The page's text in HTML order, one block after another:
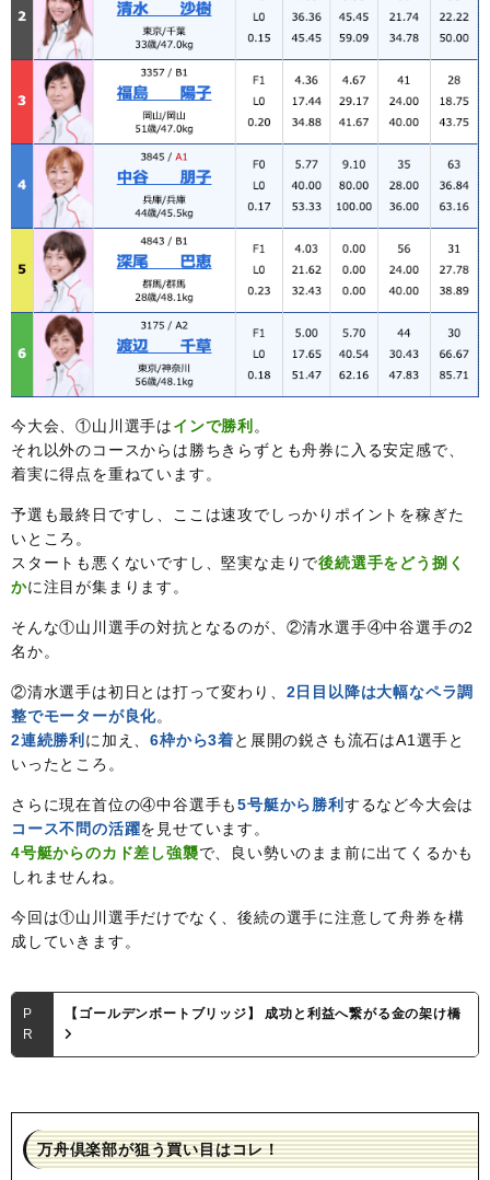
今大会、①山川選手はインで勝利 。
それ以外のコースからは勝ちきらずとも舟券に入る安定感で、
着実に得点を重ねています。
予選も最終日ですし、ここは速攻でしっかりポイントを稼ぎた
いところ。
スタートも悪くないですし、堅実な走りで後続選手をどう捌く
かに注目が集まります。
そんな①山川選手の対抗となるのが、②清水選手④中谷選手の2
名か。
②清水選手は初日とは打って変わり、 2日目以降は大幅なペラ調
整でモーターが良化。
2連続勝利 に加え、6枠から3着と展開の鋭さも流石はA1選手と
いったところ。
さらに現在首位の④中谷選手も5号艇から勝利 するなど今大会は
コース不問の活躍を見せています。
4号艇からのカド差し強襲で、良い勢いのまま前に出てくるかも
しれませんね。
今回は①山川選手だけでなく、後続の選手に注意して舟券を構
成していきます。
P
R
【ゴールデンボートブリッジ】 成功と利益へ繋がる金の架け橋
万舟倶楽部が狙う買い目はコレ！